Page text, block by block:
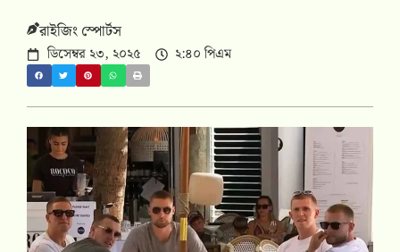
রাইজিং স্পোর্টস
ডিসেম্বর ২৩, ২০২৫ ২:৪০ পিএম